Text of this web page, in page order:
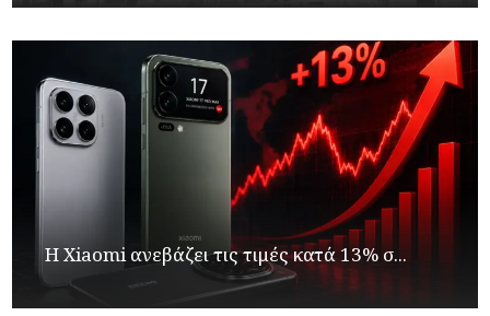
Η Xiaomi ανεβάζει τις τιμές κατά 13% σ...